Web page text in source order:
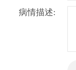
病情描述: